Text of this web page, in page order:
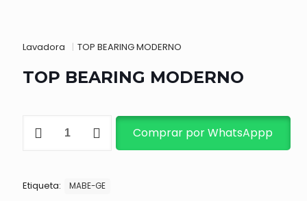
Lavadora | TOP BEARING MODERNO
TOP BEARING MODERNO
BEARING
Comprar por WhatsAppp
Etiqueta: MABE-GE